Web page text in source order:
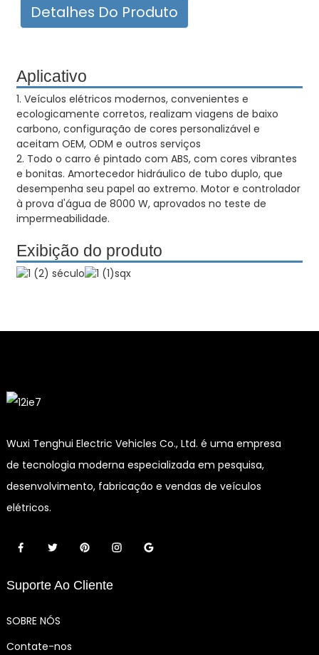
Detalhes Do Produto
Aplicativo
1. Veículos elétricos modernos, convenientes e
ecologicamente corretos, realizam viagens de baixo
carbono, configuração de cores personalizável e
aceitam OEM, ODM e outros serviços
2. Todo o carro é pintado com ABS, com cores vibrantes
e bonitas. Amortecedor hidráulico de tubo duplo, que
desempenha seu papel ao extremo. Motor e controlador
à prova d'água de 8000 W, aprovados no teste de
impermeabilidade.
Exibição do produto
Wuxi Tenghui Electric Vehicles Co., Ltd. é uma empresa
de tecnologia moderna especializada em pesquisa,
desenvolvimento, fabricação e vendas de veículos
elétricos.
Suporte Ao Cliente
SOBRE NÓS
Contate-nos